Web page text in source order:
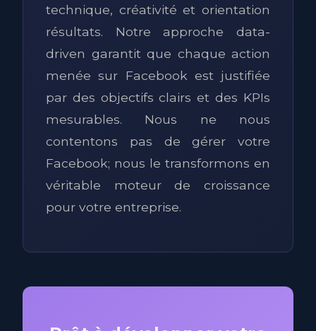
technique, créativité et orientation
résultats. Notre approche data-
driven garantit que chaque action
menée sur Facebook est justifiée
par des objectifs clairs et des KPIs
mesurables. Nous ne nous
contentons pas de gérer votre
Facebook; nous le transformons en
véritable moteur de croissance
pour votre entreprise.